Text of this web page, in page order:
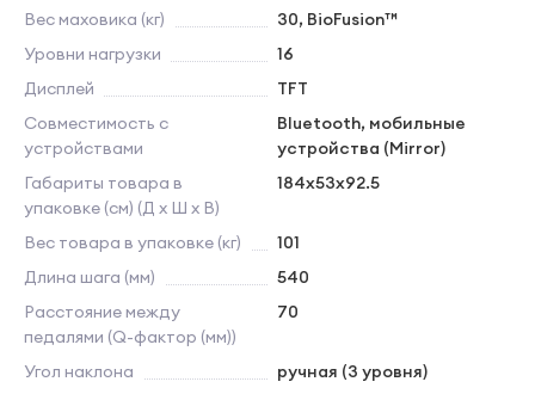
Вес маховика (кг)
30, BioFusion™
Уровни нагрузки
16
Дисплей
TFT
Совместимость с
устройствами
Bluetooth, мобильные
устройства (Mirror)
Габариты товара в
упаковке (см) (Д х Ш х В)
184х53x92.5
Вес товара в упаковке (кг)
101
Длина шага (мм)
540
Расстояние между
педалями (Q-фактор (мм))
70
Угол наклона
ручная (3 уровня)